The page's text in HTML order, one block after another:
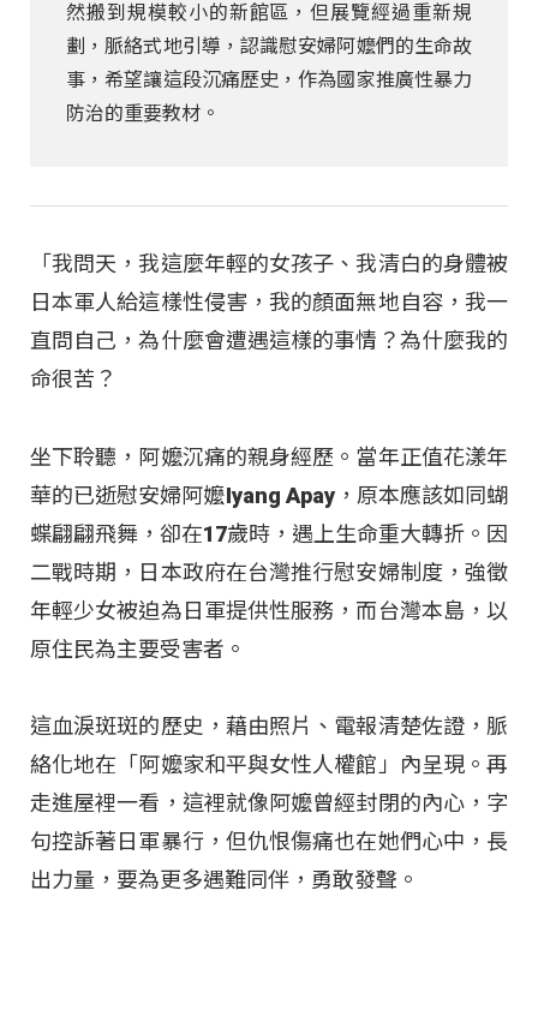
然搬到規模較小的新館區，但展覽經過重新規
劃，脈絡式地引導，認識慰安婦阿嬤們的生命故
事，希望讓這段沉痛歷史，作為國家推廣性暴力
防治的重要教材。
「我問天，我這麼年輕的女孩子、我清白的身體被
日本軍人給這樣性侵害，我的顏面無地自容，我一
直問自己，為什麼會遭遇這樣的事情？為什麼我的
命很苦？
坐下聆聽，阿嬤沉痛的親身經歷。當年正值花漾年
華的已逝慰安婦阿嬤Iyang Apay，原本應該如同蝴
蝶翩翩飛舞，卻在17歲時，遇上生命重大轉折。因
二戰時期，日本政府在台灣推行慰安婦制度，強徵
年輕少女被迫為日軍提供性服務，而台灣本島，以
原住民為主要受害者。
這血淚斑斑的歷史，藉由照片、電報清楚佐證，脈
絡化地在「阿嬤家和平與女性人權館」內呈現。再
走進屋裡一看，這裡就像阿嬤曾經封閉的內心，字
句控訴著日軍暴行，但仇恨傷痛也在她們心中，長
出力量，要為更多遇難同伴，勇敢發聲。